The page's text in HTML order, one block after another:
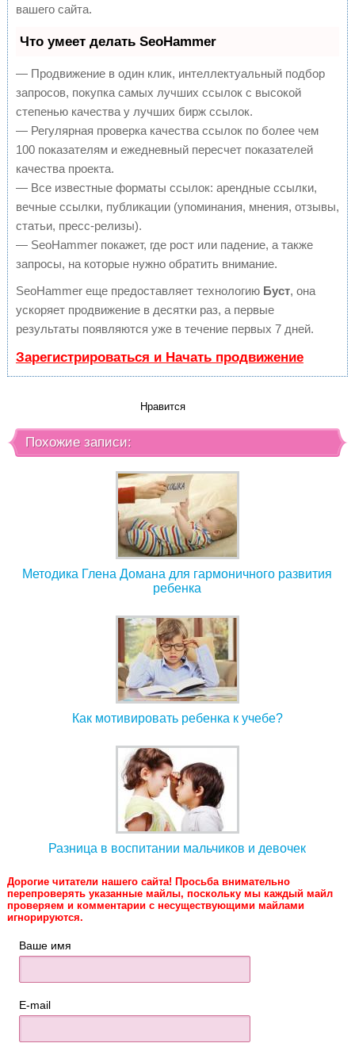
вашего сайта.
Что умеет делать SeoHammer
— Продвижение в один клик, интеллектуальный подбор
запросов, покупка самых лучших ссылок с высокой
степенью качества у лучших бирж ссылок.
— Регулярная проверка качества ссылок по более чем
100 показателям и ежедневный пересчет показателей
качества проекта.
— Все известные форматы ссылок: арендные ссылки,
вечные ссылки, публикации (упоминания, мнения, отзывы,
статьи, пресс-релизы).
— SeoHammer покажет, где рост или падение, а также
запросы, на которые нужно обратить внимание.
SeoHammer еще предоставляет технологию Буст, она
ускоряет продвижение в десятки раз, а первые
результаты появляются уже в течение первых 7 дней.
Зарегистрироваться и Начать продвижение
Нравится
Похожие записи:
Методика Глена Домана для гармоничного развития
ребенка
Как мотивировать ребенка к учебе?
Разница в воспитании мальчиков и девочек
Дорогие читатели нашего сайта! Просьба внимательно
перепроверять указанные майлы, поскольку мы каждый майл
проверяем и комментарии с несуществующими майлами
игнорируются.
Ваше имя
E-mail